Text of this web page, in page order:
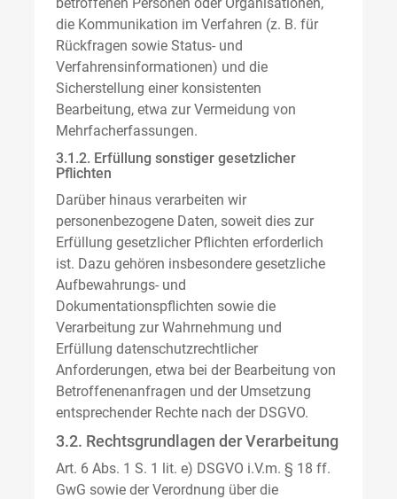
die Kommunikation im Verfahren (z. B. für
Rückfragen sowie Status- und
Verfahrensinformationen) und die
Sicherstellung einer konsistenten
Bearbeitung, etwa zur Vermeidung von
Mehrfacherfassungen.
3.1.2. Erfüllung sonstiger gesetzlicher
Pflichten
Darüber hinaus verarbeiten wir
personenbezogene Daten, soweit dies zur
Erfüllung gesetzlicher Pflichten erforderlich
ist. Dazu gehören insbesondere gesetzliche
Aufbewahrungs- und
Dokumentationspflichten sowie die
Verarbeitung zur Wahrnehmung und
Erfüllung datenschutzrechtlicher
Anforderungen, etwa bei der Bearbeitung von
Betroffenenanfragen und der Umsetzung
entsprechender Rechte nach der DSGVO.
3.2. Rechtsgrundlagen der Verarbeitung
Art. 6 Abs. 1 S. 1 lit. e) DSGVO i.V.m. § 18 ff.
GwG sowie der Verordnung über die